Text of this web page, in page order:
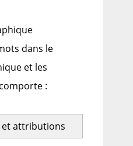
dans le
et les
:
et attributions